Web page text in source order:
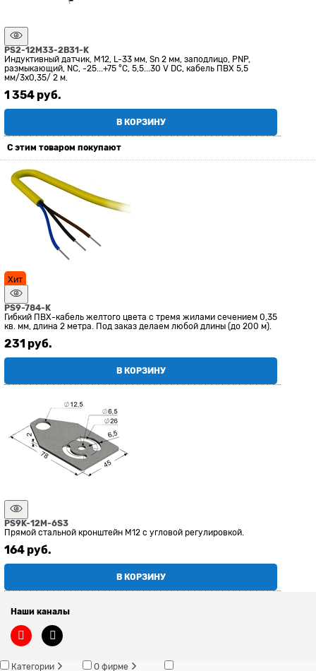
PS2-12M33-2B31-K
Индуктивный датчик, М12, L-33 мм, Sn 2 мм, заподлицо, PNP,
размыкающий, NC, -25...+75 °C, 5,5...30 V DC, кабель ПВХ 5,5
мм/3x0,35/ 2 м.
1 354 руб.
В КОРЗИНУ
С этим товаром покупают
Хит
PS9-784-K
Гибкий ПВХ-кабель желтого цвета с тремя жилами сечением 0,35
кв. мм, длина 2 метра. Под заказ делаем любой длины (до 200 м).
231 руб.
В КОРЗИНУ
PS9K-12M-6S3
Прямой стальной кронштейн М12 с угловой регулировкой.
164 руб.
В КОРЗИНУ
Наши каналы
Категории О фирме